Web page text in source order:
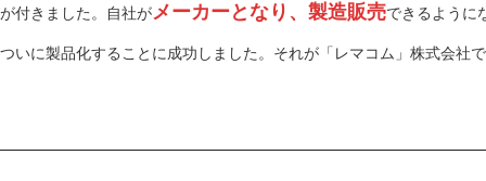
が付きました。自社がメーカーとなり、製造販売できるように
ついに製品化することに成功しました。それが「レマコム」株式会社